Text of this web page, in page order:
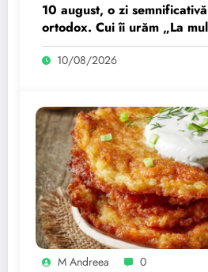
10 august, o zi
ortodox. Cui îi urăm „La
Sfântul Lavrentie.
10/08/2026
M Andreea 0